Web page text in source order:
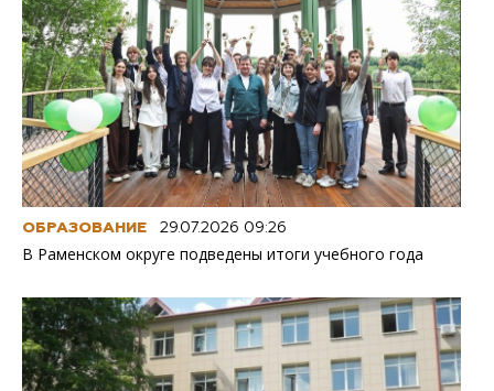
ОБРАЗОВАНИЕ 29.07.2026 09:26
В Раменском округе подведены итоги учебного года